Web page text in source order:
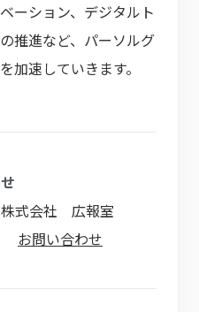
ーション、デジタルト
推進など、パーソルグ
加速していきます。
株式会社 広報室
お問い合わせ